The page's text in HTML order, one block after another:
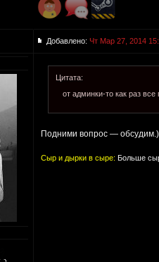
Добавлено: Чт Мар 27, 2014
Цитата:
от админки-то как раз
Подними вопрос — обсудим.)
Сыр и дырки в сыре: Больше